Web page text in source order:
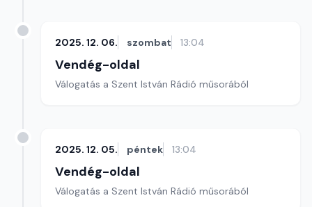
2025. 12. 06. szombat 13:04
Vendég-oldal
Válogatás a Szent István Rádió műsorából
2025. 12. 05. péntek 13:04
Vendég-oldal
Válogatás a Szent István Rádió műsorából